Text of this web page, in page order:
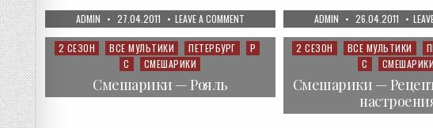
AUTHOR:
ADMIN PUBLISHED
DATE:
27.04.2011 LEAVE A COMMENTON
СМЕШАРИКИ
—
РОМАН
В
AUTHOR:
ADMIN PUBLISHED
DATE:
26.04.2011
Posted
2 СЕЗОН ВСЕ МУЛЬТИКИ ПЕТЕРБУРГ
Р
С
СМЕШАРИКИ
Смешарики — Рояль
Posted
2 СЕЗОН ВСЕ МУЛЬТИКИ
С
СМЕШАРИКИ
Смешарики —